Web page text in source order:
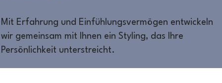
Mit Erfahrung und Einfühlungsvermögen entwickeln
wir gemeinsam mit Ihnen ein Styling, das Ihre
Persönlichkeit unterstreicht.